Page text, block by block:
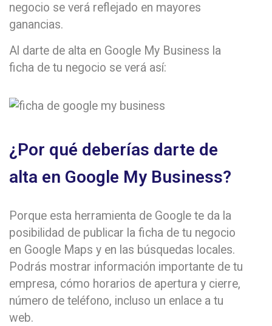
negocio se verá reflejado en mayores
ganancias.
Al darte de alta en Google My Business la
ficha de tu negocio se verá así:
¿Por qué deberías darte de
alta en Google My Business?
Porque esta herramienta de Google te da la
posibilidad de publicar la ficha de tu negocio
en Google Maps y en las búsquedas locales.
Podrás mostrar información importante de tu
empresa, cómo horarios de apertura y cierre,
número de teléfono, incluso un enlace a tu
web.